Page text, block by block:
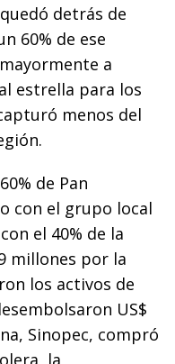
detrás de
60% de ese
a
estrella para los
menos del
de Pan
con el grupo local
el 40% de la
millones por la
los activos de
US$
Sinopec, compró
la